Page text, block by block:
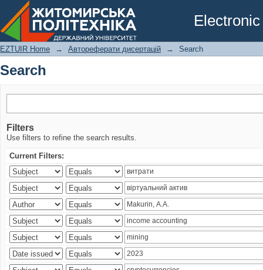
Search
EZTUIR Home → Автореферати дисертацій → Search
Search
Filters
Use filters to refine the search results.
Current Filters: